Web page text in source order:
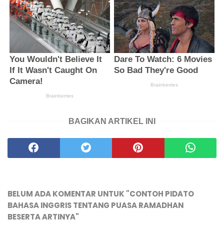
BAGIKAN ARTIKEL INI
BELUM ADA KOMENTAR UNTUK "CONTOH PIDATO
BAHASA INGGRIS TENTANG PUASA RAMADHAN
BESERTA ARTINYA"